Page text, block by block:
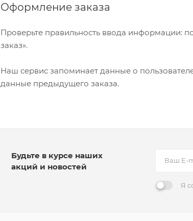
Оформление заказа
Проверьте правильность ввода информации:
заказ».
Наш сервис запоминает данные о
данные предыдущего заказа.
Будьте в курсе наших
акций и новостей
Я